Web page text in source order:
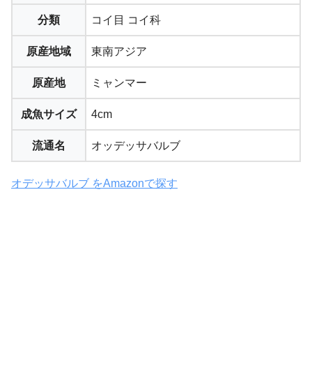
分類 コイ目 コイ科
原産地域 東南アジア
原産地 ミャンマー
成魚サイズ 4cm
流通名 オッデッサバルブ
オデッサバルブ をAmazonで探す